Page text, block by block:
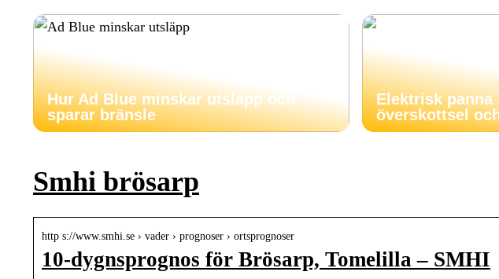
Hur Ad Blue minskar utsläpp och
sparar bränsle
Elektrisk panna
överskottsel
Smhi brösarp
http s://www.smhi.se › vader › prognoser › ortsprognoser
10-dygnsprognos för Brösarp, Tomelilla – SMHI